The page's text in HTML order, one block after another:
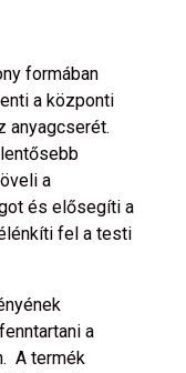
formában
a központi
anyagcserét.
a
és elősegíti a
fel a testi
a
A termék